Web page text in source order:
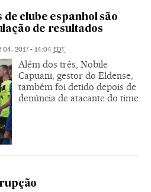
clube espanhol são
de resultados
04, 2017 - 14:04 EDT
Além dos três, Nobile
Capuani, gestor do Eldense,
também foi detido depois de
denúncia de atacante do time